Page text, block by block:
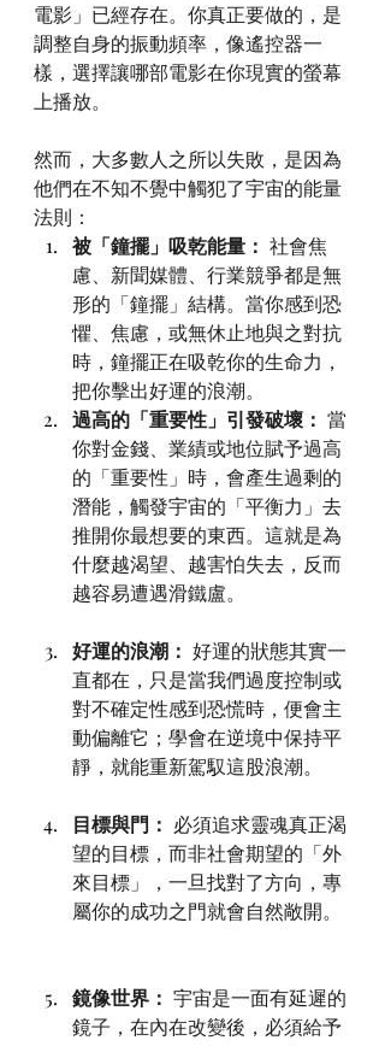
電影」已經存在。你真正要做的，是
調整自身的振動頻率，像遙控器一
樣，選擇讓哪部電影在你現實的螢幕
上播放。
然而，大多數人之所以失敗，是因為
他們在不知不覺中觸犯了宇宙的能量
法則：
被「鐘擺」吸乾能量： 社會焦
慮、新聞媒體、行業競爭都是無
形的「鐘擺」結構。當你感到恐
懼、焦慮，或無休止地與之對抗
時，鐘擺正在吸乾你的生命力，
把你擊出好運的浪潮。
過高的「重要性」引發破壞： 當
你對金錢、業績或地位賦予過高
的「重要性」時，會產生過剩的
潛能，觸發宇宙的「平衡力」去
推開你最想要的東西。這就是為
什麼越渴望、越害怕失去，反而
越容易遭遇滑鐵盧。
好運的浪潮： 好運的狀態其實一
直都在，只是當我們過度控制或
對不確定性感到恐慌時，便會主
動偏離它；學會在逆境中保持平
靜，就能重新駕馭這股浪潮。
目標與門： 必須追求靈魂真正渴
望的目標，而非社會期望的「外
來目標」，一旦找對了方向，專
屬你的成功之門就會自然敞開。
鏡像世界： 宇宙是一面有延遲的
鏡子，在內在改變後，必須給予